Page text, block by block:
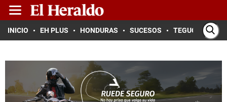
INICIO EH PLUS HONDURAS SUCESOS TEGUCIGALPA